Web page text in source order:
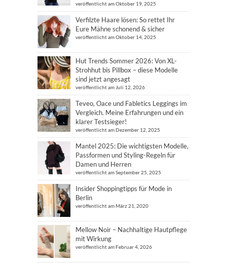
veröffentlicht am Oktober 19, 2025
Verfilzte Haare lösen: So rettet Ihr
Eure Mähne schonend & sicher
veröffentlicht am Oktober 14, 2025
Hut Trends Sommer 2026: Von XL-
Strohhut bis Pillbox – diese Modelle
sind jetzt angesagt
veröffentlicht am Juli 12, 2026
Teveo, Oace und Fabletics Leggings im
Vergleich. Meine Erfahrungen und ein
klarer Testsieger!
veröffentlicht am Dezember 12, 2025
Mantel 2025: Die wichtigsten Modelle,
Passformen und Styling-Regeln für
Damen und Herren
veröffentlicht am September 25, 2025
Insider Shoppingtipps für Mode in
Berlin
veröffentlicht am März 21, 2020
Mellow Noir – Nachhaltige Hautpflege
mit Wirkung
veröffentlicht am Februar 4, 2026